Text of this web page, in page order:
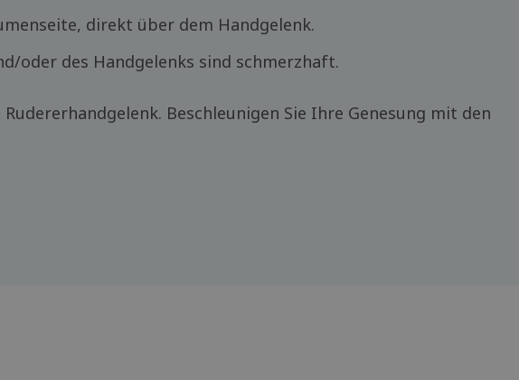
direkt über dem Handgelenk.
oder des Handgelenks sind schmerzhaft.
Beschleunigen Sie Ihre Genesung mit den